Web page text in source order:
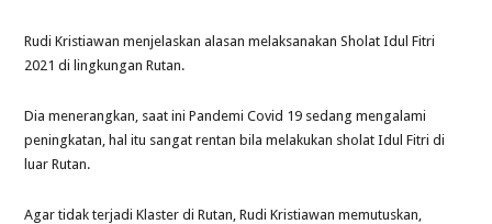
Rudi Kristiawan menjelaskan alasan melaksanakan Sholat Idul Fitri
2021 di lingkungan Rutan.
Dia menerangkan, saat ini Pandemi Covid 19 sedang mengalami
peningkatan, hal itu sangat rentan bila melakukan sholat Idul Fitri di
luar Rutan.
Agar tidak terjadi Klaster di Rutan, Rudi Kristiawan memutuskan,